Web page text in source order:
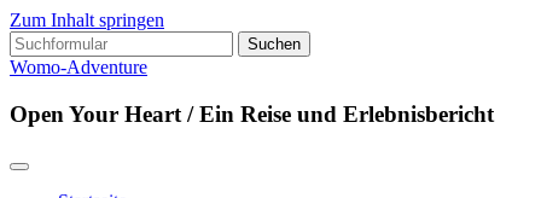
Zum Inhalt springen
Suchen
nach:
Womo-Adventure
Open Your Heart / Ein Reise und Erlebnisbericht